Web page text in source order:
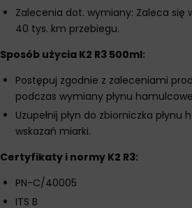
Zalecenia dot. wymiany: Zaleca się
40 tys. km przebiegu.
Sposób użycia K2 R3 500ml:
Postępuj zgodnie z zaleceniami
podczas wymiany płynu
Uzupełnij płyn do zbiorniczka płynu
wskazań miarki.
Certyfikaty i normy K2 R3:
PN-C/40005
ITS B